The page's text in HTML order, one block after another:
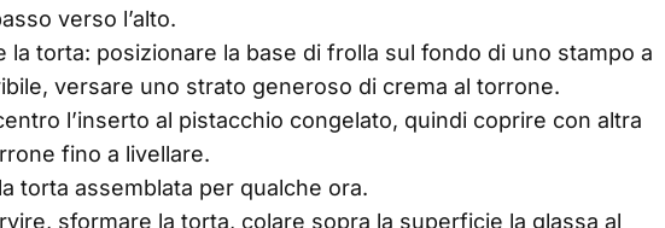
verso l’alto.
la torta: posizionare la base di frolla sul fondo di uno stampo a
versare uno strato generoso di crema al torrone.
l’inserto al pistacchio congelato, quindi coprire con altra
fino a livellare.
torta assemblata per qualche ora.
sformare la torta, colare sopra la superficie la glassa al